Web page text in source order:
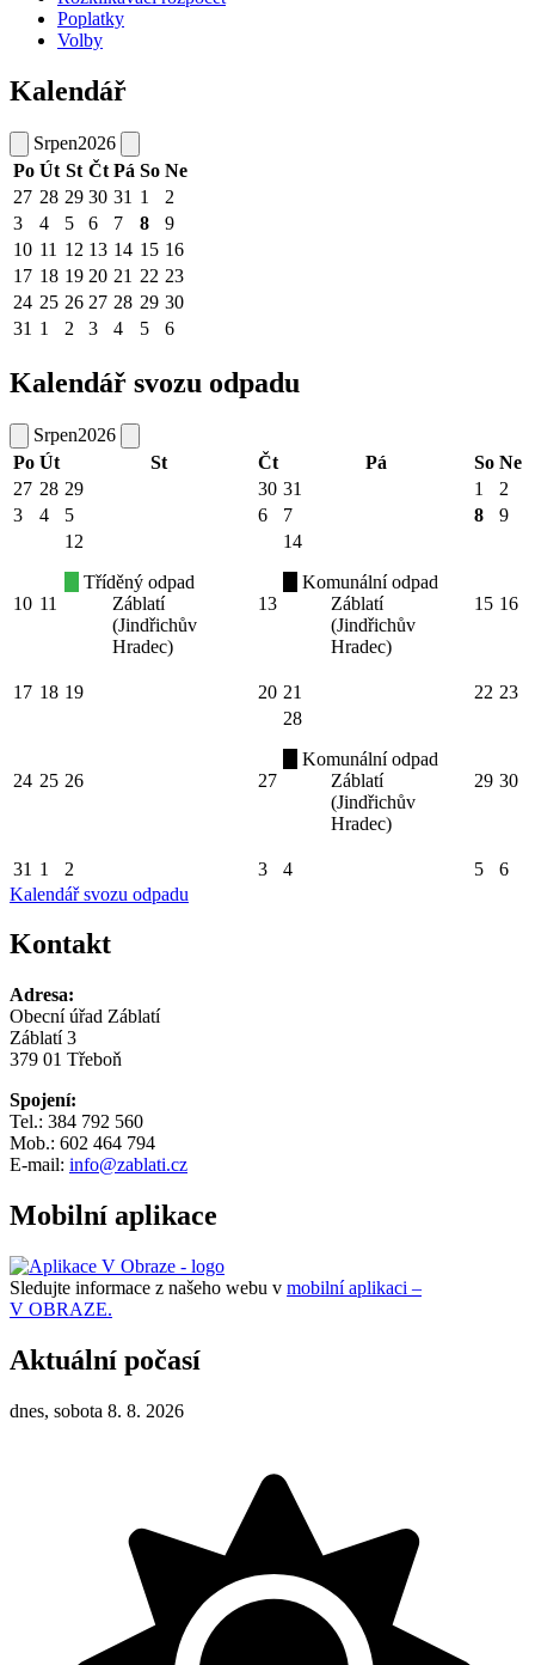
Poplatky
Volby
Kalendář
Srpen2026
Po Út St Čt Pá So Ne
27 28 29 30 31 1
2
3
4 5 6 7 8
9
10 11 12 13 14 15 16
17 18 19 20 21 22 23
24 25 26 27 28 29 30
31 1 2 3 4 5 6
Kalendář svozu odpadu
Srpen2026
Po Út St Čt Pá So Ne
27 28 29 30 31 1
2
3
4 5 6 7 8 9
10 11
12
Tříděný odpad
Záblatí
(Jindřichův
Hradec)
13
14
Komunální odpad
Záblatí
(Jindřichův
Hradec)
15 16
17 18 19 20 21 22 23
24 25 26 27
28
Komunální odpad
Záblatí
(Jindřichův
Hradec)
29 30
31 1 2 3 4 5
6
Kalendář svozu odpadu
Kontakt
Adresa:
Obecní úřad Záblatí
Záblatí 3
379 01 Třeboň
Spojení:
Tel.: 384 792 560
Mob.: 602 464 794
E-mail: info@zablati.cz
Mobilní aplikace
Sledujte informace z našeho webu v mobilní aplikaci –
V OBRAZE.
Aktuální počasí
dnes, sobota 8. 8. 2026